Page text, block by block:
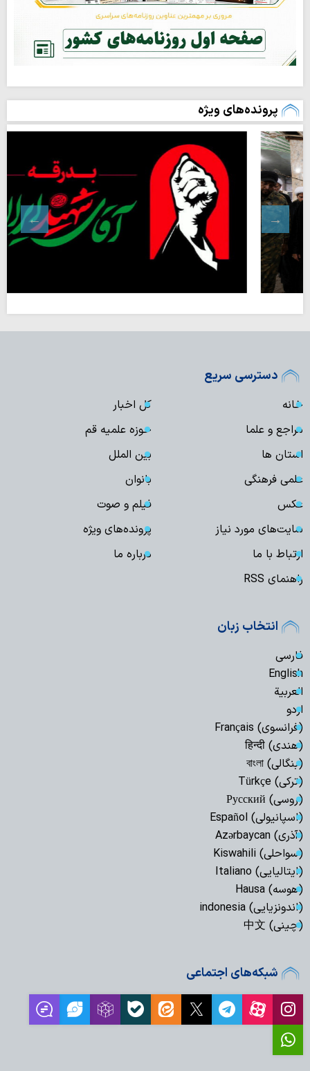
پرونده‌های ویژه
دسترسی سریع
خانه
کل اخبار
مراجع و علما
حوزه علمیه قم
استان ها
بین الملل
علمی فرهنگی
بانوان
عکس
فیلم و صوت
سایت‌های مورد نیاز
پرونده‌های ویژه
ارتباط با ما
درباره ما
راهنمای RSS
انتخاب زبان
فارسی
English
العربیة
اردو
(فرانسوی) Français
(هندی) हिन्दी
(بنگالی) বাংলা
(ترکی) Türkçe
(روسی) Русский
(اسپانیولی) Español
(آذری) Azərbaycan
(سواحلی) Kiswahili
(ایتالیایی) Italiano
(هوسه) Hausa
(اندونزیایی) indonesia
(چینی) 中文
شبکه‌های اجتماعی